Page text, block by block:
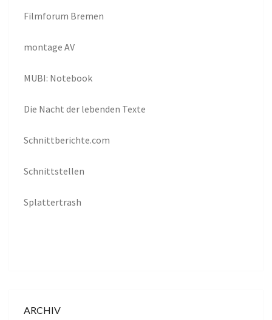
Filmforum Bremen
montage AV
MUBI: Notebook
Die Nacht der lebenden Texte
Schnittberichte.com
Schnittstellen
Splattertrash
ARCHIV